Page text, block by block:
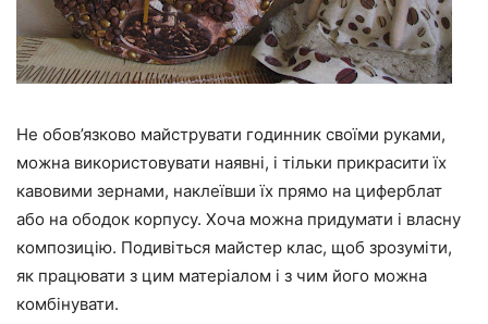
Не обов’язково майструвати годинник своїми руками,
можна використовувати наявні, і тільки прикрасити їх
кавовими зернами, наклеївши їх прямо на циферблат
або на ободок корпусу. Хоча можна придумати і власну
композицію. Подивіться майстер клас, щоб зрозуміти,
як працювати з цим матеріалом і з чим його можна
комбінувати.